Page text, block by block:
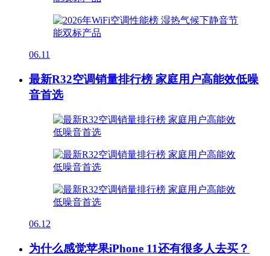
06.11
最新R32空调销量排行榜 家庭用户高能效低噪
音首选
06.12
为什么感觉苹果iPhone 11还有很多人去买？